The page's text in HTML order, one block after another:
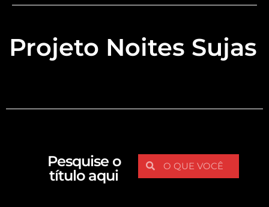
Projeto Noites Sujas
Pesquise o
título aqui